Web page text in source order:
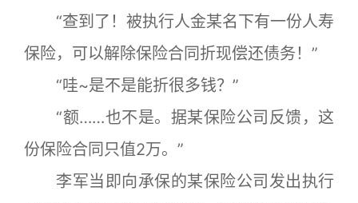
“查到了！被执行人金某名下有一份人寿
保险，可以解除保险合同折现偿还债务！”
“哇~是不是能折很多钱？”
“额……也不是。据某保险公司反馈，这
份保险合同只值2万。”
李军当即向承保的某保险公司发出执行